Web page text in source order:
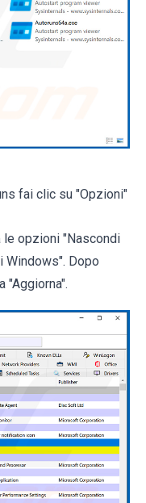
fai clic su "Opzioni"
opzioni "Nascondi
Windows". Dopo
"Aggiorna".